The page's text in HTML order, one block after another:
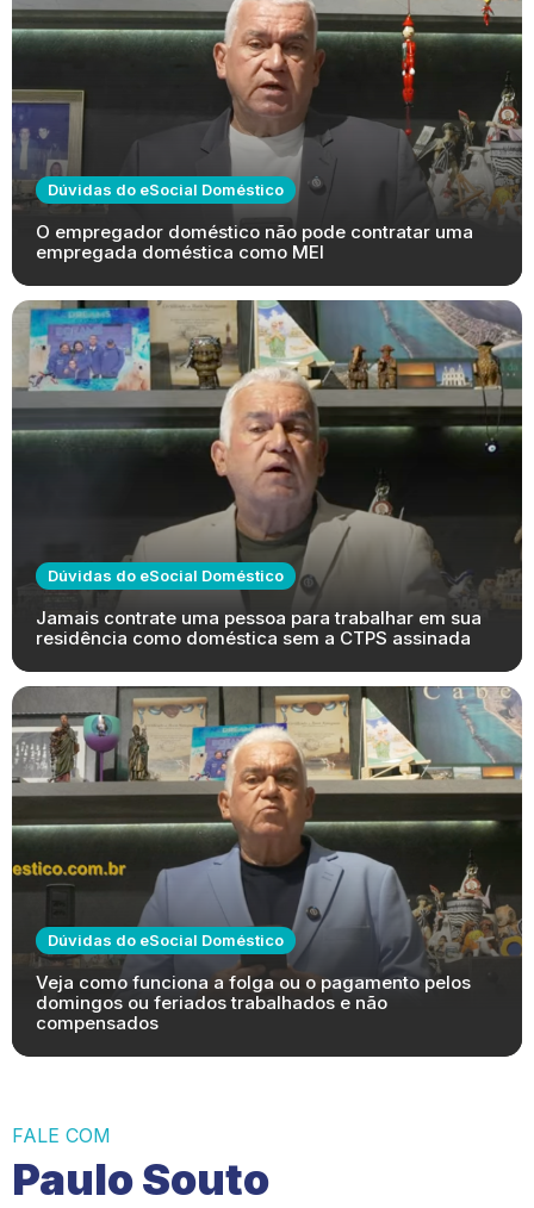
Dúvidas do eSocial Doméstico
O empregador doméstico não pode contratar uma
empregada doméstica como MEI
Dúvidas do eSocial Doméstico
Jamais contrate uma pessoa para trabalhar em sua
residência como doméstica sem a CTPS assinada
Dúvidas do eSocial Doméstico
Veja como funciona a folga ou o pagamento pelos
domingos ou feriados trabalhados e não
compensados
FALE COM
Paulo Souto